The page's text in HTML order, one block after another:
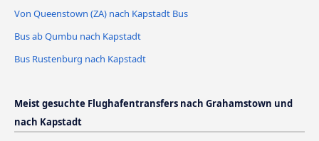
Von Queenstown (ZA) nach Kapstadt Bus
Bus ab Qumbu nach Kapstadt
Bus Rustenburg nach Kapstadt
Meist gesuchte Flughafentransfers nach Grahamstown und
nach Kapstadt